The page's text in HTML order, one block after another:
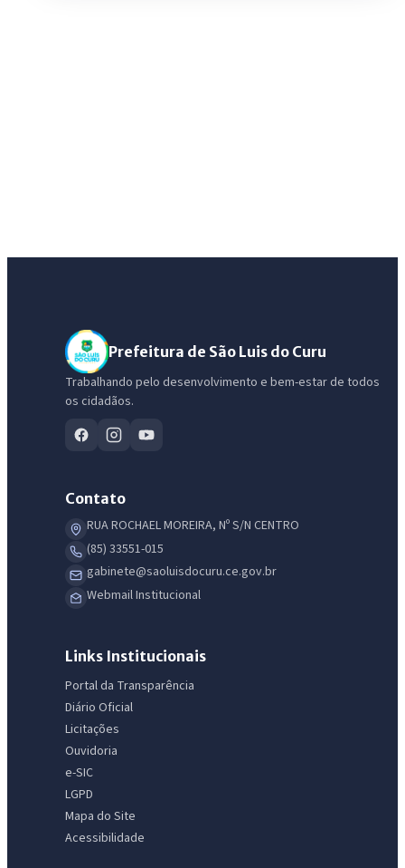
Prefeitura de São Luis do Curu
Trabalhando pelo desenvolvimento e bem-estar de todos
os cidadãos.
Contato
RUA ROCHAEL MOREIRA, Nº S/N CENTRO
(85) 33551-015
gabinete@saoluisdocuru.ce.gov.br
Webmail Institucional
Links Institucionais
Portal da Transparência
Diário Oficial
Licitações
Ouvidoria
e-SIC
LGPD
Mapa do Site
Acessibilidade
IntGest AI
Assistente do Portal